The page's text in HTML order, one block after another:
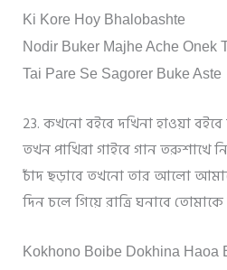
Ki Kore Hoy Bhalobashte
Nodir Buker Majhe Ache Onek
Tai Pare Se Sagorer Buke Aste
23. কখনো বইবে দখিনা হাওয়া
তখন পাখিরা গাইবে গান তরুশাখে
চাঁদ ছড়াবে তখনো তার আলো
দিন চলে গিয়ে রাত্রি ঘনাবে
Kokhono Boibe Dokhina Haoa